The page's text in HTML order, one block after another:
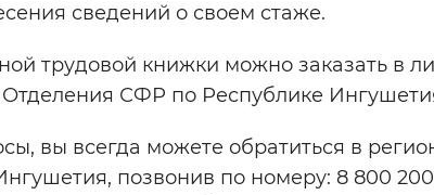
сведений о своем стаже.
трудовой книжки можно заказать в
Отделения СФР по Республике
вы всегда можете обратиться в
позвонив по номеру: 8 800